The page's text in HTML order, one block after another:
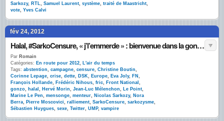
Sarkozy, RTL, Samuel Laurent, système, traité de Maastricht,
vote, Yves Calvi
fév 24, 2012
Halal, #SarkoCensure, « j’l’emmerde » : bienvenue dans la gonzo-campagne présidentielle
Par Romain
Catégories: En route pour 2012, L'air du temps
Tags: abstention, campagne, censure, Christine Boutin,
Corinne Lepage, crise, dette, DSK, Europe, Eva Joly, FN ,
François Hollande, Frédéric Nihous, fric, Front National ,
gonzo, halal , Hervé Morin, Jean-Luc Mélenchon, Le Point,
Marine Le Pen, mensonge, menteur, Nicolas Sarkozy, Nora
Berra, Pierre Moscovici, ralliement, SarkoCensure, sarkozysme,
Sébastien Huygues, sexe, Twitter, UMP, vampire